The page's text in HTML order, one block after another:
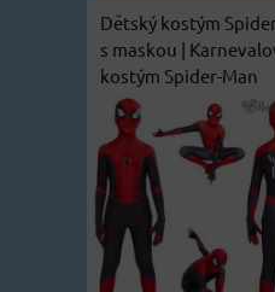
Dětský kostým
s maskou |
kostým Spider-Man